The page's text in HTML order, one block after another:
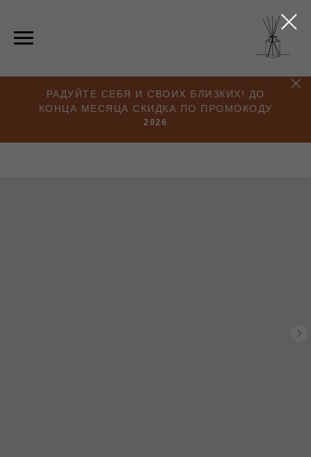
РАДУЙТЕ СЕБЯ И СВОИХ БЛИЗКИХ! ДО
КОНЦА МЕСЯЦА СКИДКА ПО ПРОМОКОДУ
2026